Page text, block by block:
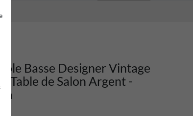
Basse Designer Vintage
Table de Salon Argent -